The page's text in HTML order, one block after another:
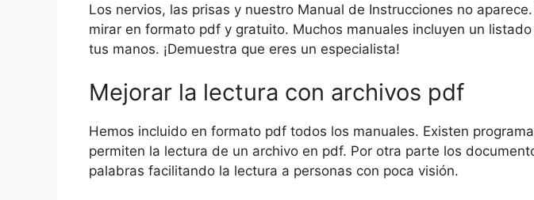
Los nervios, las prisas y nuestro Manual de Instrucciones no
mirar en formato pdf y gratuito. Muchos manuales incluyen un
tus manos. ¡Demuestra que eres un especialista!
Mejorar la lectura con archivos pdf
Hemos incluido en formato pdf todos los manuales. Existen
permiten la lectura de un archivo en pdf. Por otra parte los
palabras facilitando la lectura a personas con poca visión.